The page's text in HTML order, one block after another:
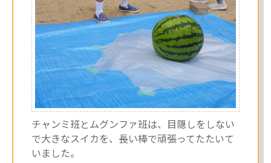
チャンミ班とムグンファ班は、目隠しをしない
で大きなスイカを、長い棒で頑張ってたたいて
いました。